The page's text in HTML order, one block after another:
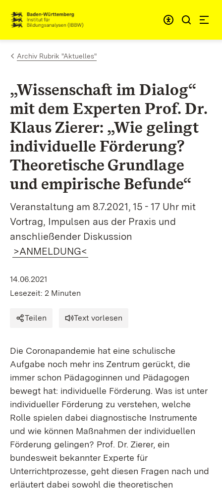
Zum Inhalt springen
Link zur Startseite
Archiv Rubrik "Aktuelles"
„Wissenschaft im Dialog“
mit dem Experten Prof. Dr.
Klaus Zierer: „Wie gelingt
individuelle Förderung?
Theoretische Grundlage
und empirische Befunde“
Veranstaltung am 8.7.2021, 15 - 17 Uhr mit
Vortrag, Impulsen aus der Praxis und
anschließender Diskussion
>ANMELDUNG<
14.06.2021
Lesezeit: 2 Minuten
Teilen Text vorlesen
Die Coronapandemie hat eine schulische
Aufgabe noch mehr ins Zentrum gerückt, die
immer schon Pädagoginnen und Pädagogen
bewegt hat: individuelle Förderung. Was ist unter
individueller Förderung zu verstehen, welche
Rolle spielen dabei diagnostische Instrumente
und wie können Maßnahmen der individuellen
Förderung gelingen? Prof. Dr. Zierer, ein
bundesweit bekannter Experte für
Unterrichtprozesse, geht diesen Fragen nach und
erläutert dabei sowohl die theoretischen